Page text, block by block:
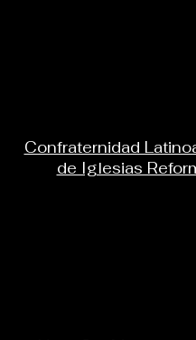
Confraternidad
de Iglesias